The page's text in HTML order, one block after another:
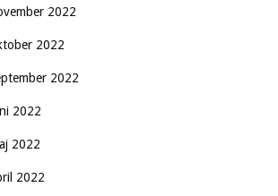
2022
2022
2022
2022
2022
2022